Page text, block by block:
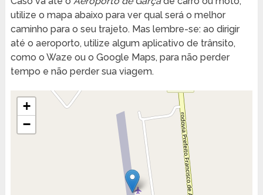
utilize o mapa abaixo para ver qual será o melhor
caminho para o seu trajeto. Mas lembre-se: ao dirigir
até o aeroporto, utilize algum aplicativo de trânsito,
como o Waze ou o Google Maps, para não perder
tempo e não perder sua viagem.
+
−